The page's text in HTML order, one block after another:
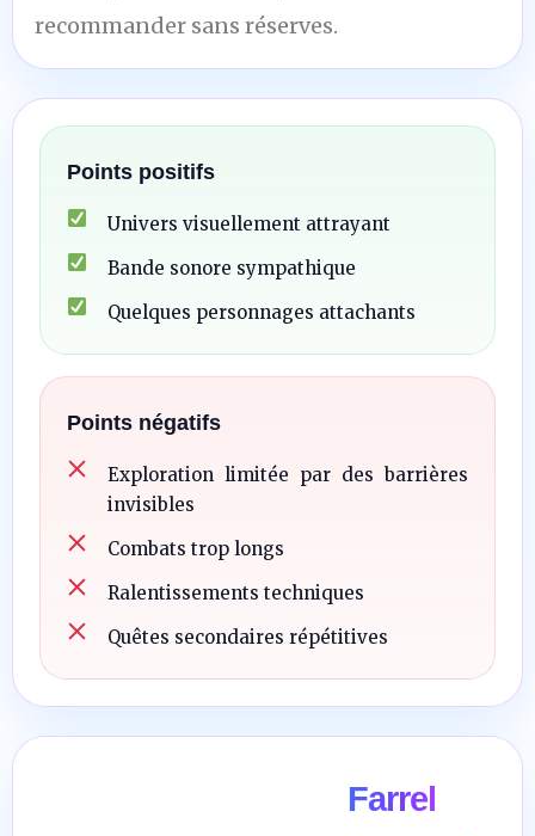
recommander sans réserves.
Points positifs
Univers visuellement attrayant
Bande sonore sympathique
Quelques personnages attachants
Points négatifs
Exploration limitée par des barrières
invisibles
Combats trop longs
Ralentissements techniques
Quêtes secondaires répétitives
Farrel